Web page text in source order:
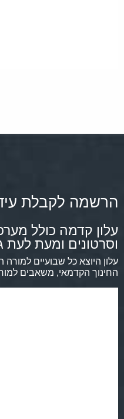
הרשמה לקבלת
עלון קדמה כולל
וסרטונים ומעת לעת
עלון היוצא כל שבועיים למורה
החינוך הקדמאי, משאבים